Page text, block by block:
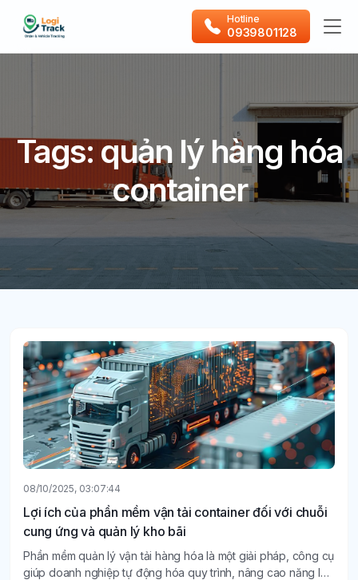
Hotline
0939801128
Tags: quản lý hàng hóa
container
08/10/2025, 03:07:44
Lợi ích của phần mềm vận tải container đối với chuỗi
cung ứng và quản lý kho bãi
Phần mềm quản lý vận tải hàng hóa là một giải pháp, công cụ
giúp doanh nghiệp tự động hóa quy trình, nâng cao năng lực